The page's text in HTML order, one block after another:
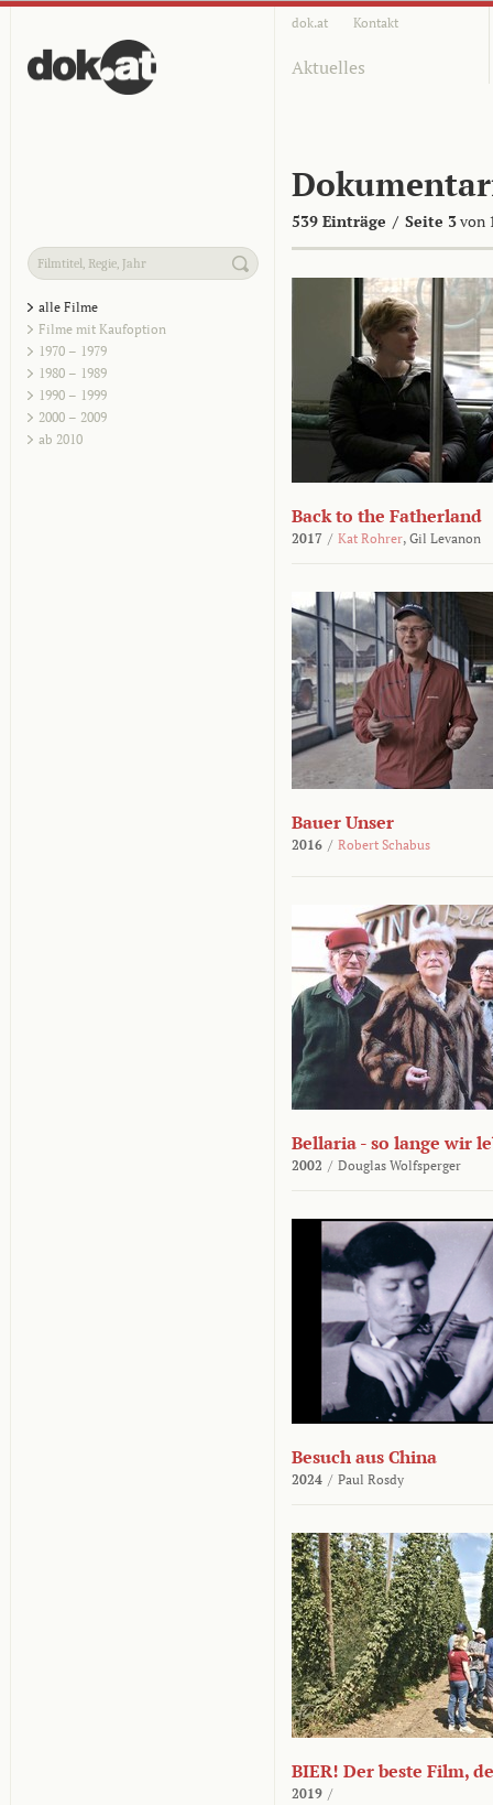
dok.at Kontakt
Aktuelles
539 Einträge / Seite 3von
alle Filme
Filme mit Kaufoption
1970 – 1979
1980 – 1989
1990 – 1999
2000 – 2009
ab 2010
Back to the Fatherland
2017 / Kat Rohrer, Gil Levanon
Bauer Unser
2016 / Robert Schabus
Bellaria - so lange wir
2002 / Douglas Wolfsperger
Besuch aus China
2024 / Paul Rosdy
BIER! Der beste Film,
2019 /